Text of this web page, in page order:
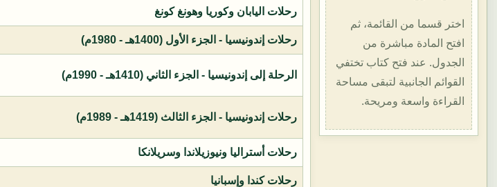
اختر قسما من القائمة، ثم
افتح المادة مباشرة من
الجدول. عند فتح كتاب تختفي
القوائم الجانبية لتبقى مساحة
القراءة واسعة ومريحة.
رحلات اليابان وكوريا وهونغ كونغ
رحلات إندونيسيا - الجزء الأول (1400هـ - 1980م)
الرحلة إلى إندونيسيا - الجزء الثاني (1410هـ - 1990م)
رحلات إندونيسيا - الجزء الثالث (1419هـ - 1989م)
رحلات أستراليا ونيوزيلاندا وسريلانكا
رحلات كندا وإسبانيا